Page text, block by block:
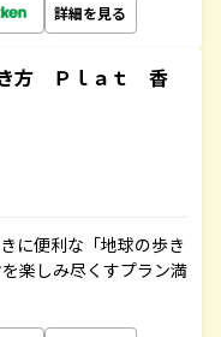
詳細を見る
方 Ｐｌａｔ 香
に便利な「地球の歩き
楽しみ尽くすプラン満